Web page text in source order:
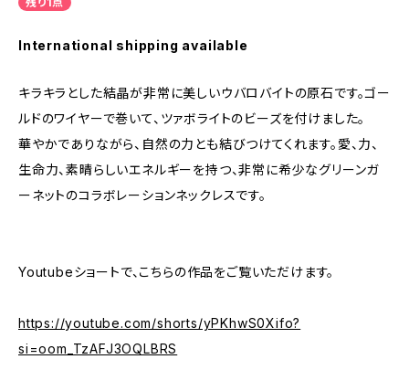
International shipping available
キラキラとした結晶が非常に美しいウバロバイトの原石です。ゴー
ルドのワイヤーで巻いて、ツァボライトのビーズを付けました。
華やかでありながら、自然の力とも結びつけてくれます。愛、力、
生命力、素晴らしいエネルギーを持つ、非常に希少なグリーンガ
ーネットのコラボレーションネックレスです。
Youtubeショートで、こちらの作品をご覧いただけます。
https://youtube.com/shorts/yPKhwS0Xifo?
si=oom_TzAFJ3OQLBRS